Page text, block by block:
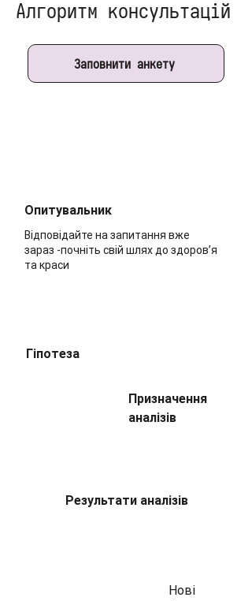
Алгоритм консультацій
Заповнити анкету
Відповідайте на запитання вже
зараз -почніть свій шлях до здоров’я
та краси
Опитувальник
Гіпотеза
Призначення
аналізів
Результати аналізів
Нові